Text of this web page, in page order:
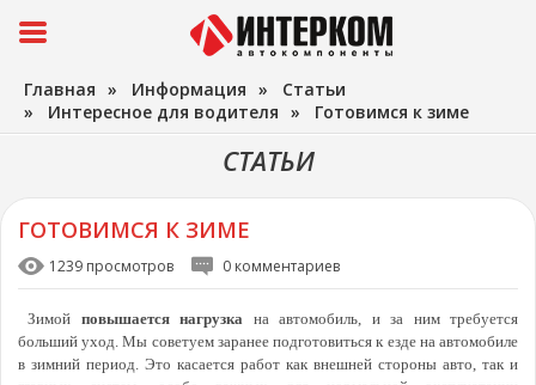
Главная » Информация » Статьи
» Интересное для водителя » Готовимся к зиме
СТАТЬИ
ГОТОВИМСЯ К ЗИМЕ
1239 просмотров 0 комментариев
Зимой повышается нагрузка на автомобиль, и за ним требуется
больший уход. Мы советуем заранее подготовиться к езде на автомобиле
в зимний период. Это касается работ как внешней стороны авто, так и